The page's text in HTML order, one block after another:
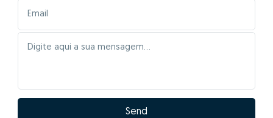
Send